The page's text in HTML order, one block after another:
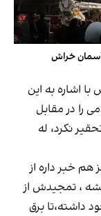
آسمان خراش
اشاره به این
را در مقابل
نکرد، له
هم‌ خبر داره از
، تمجیدش از
داشته،تا برق